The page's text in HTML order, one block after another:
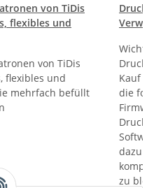
von TiDis
flexibles und
von TiDis
flexibles und
mehrfach befüllt
Kauf
die
dazu
zu